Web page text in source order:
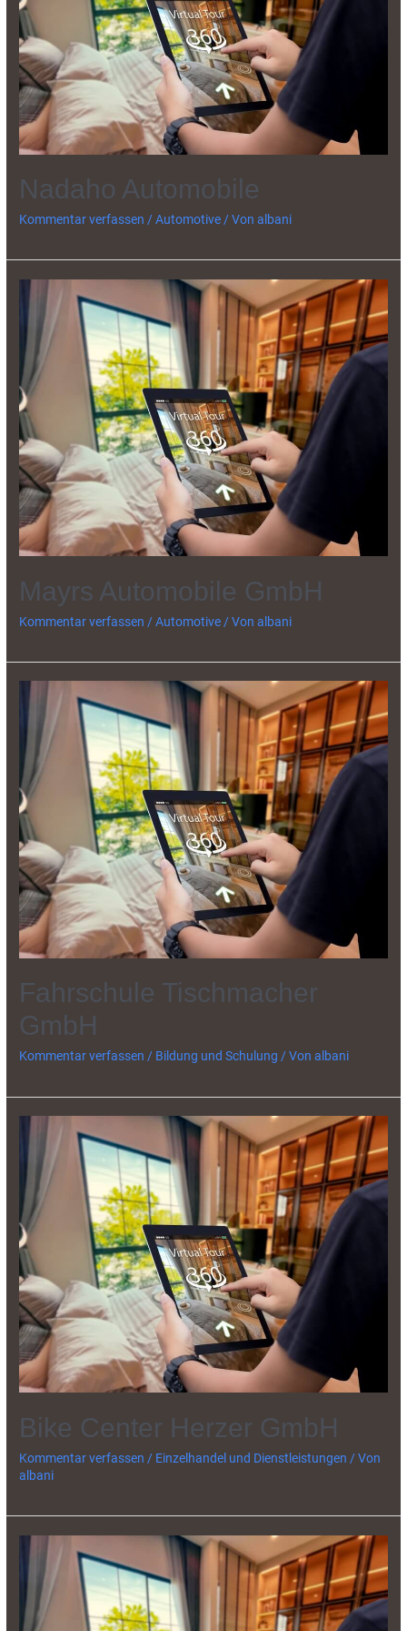
Nadaho Automobile
Kommentar verfassen /Automotive / Vonalbani
Mayrs Automobile GmbH
Kommentar verfassen /Automotive / Vonalbani
Fahrschule Tischmacher
GmbH
Kommentar verfassen / Bildung und Schulung / Vonalbani
Bike Center Herzer GmbH
Kommentar verfassen / Einzelhandel und Dienstleistungen / Von
albani